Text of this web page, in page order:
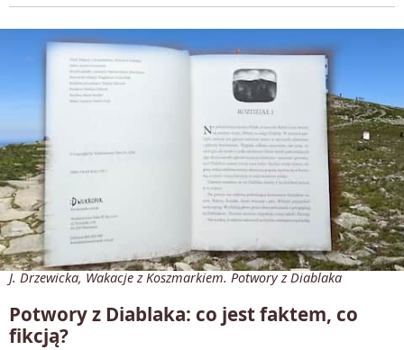
J. Drzewicka, Wakacje z Koszmarkiem. Potwory z Diablaka
Potwory z Diablaka: co jest faktem, co
fikcją?